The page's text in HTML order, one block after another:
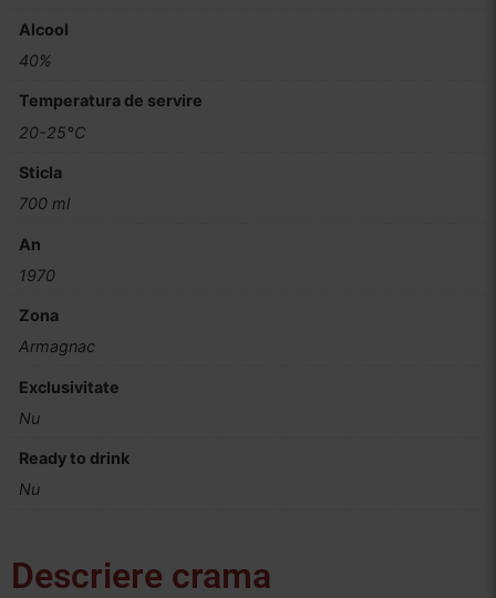
Alcool
40%
Temperatura de servire
20-25°C
Sticla
700 ml
An
1970
Zona
Armagnac
Exclusivitate
Nu
Ready to drink
Nu
Descriere crama